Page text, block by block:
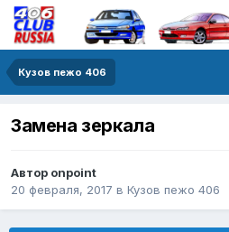
Кузов пежо 406
Замена зеркала
Автор onpoint
20 февраля, 2017 в Кузов пежо 406